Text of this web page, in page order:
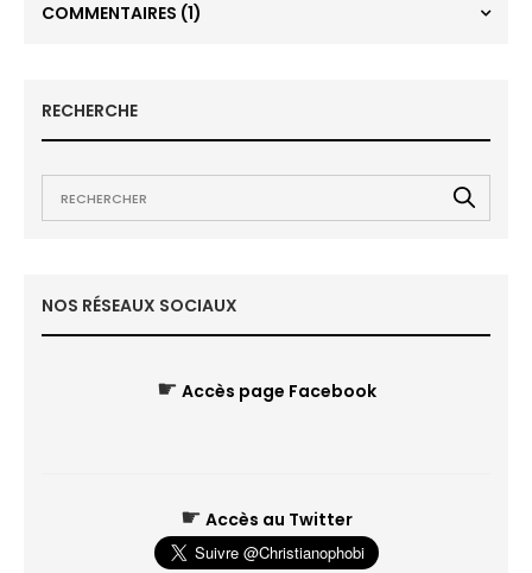
COMMENTAIRES (1)
RECHERCHE
NOS RÉSEAUX SOCIAUX
☛ Accès page Facebook
☛ Accès au Twitter